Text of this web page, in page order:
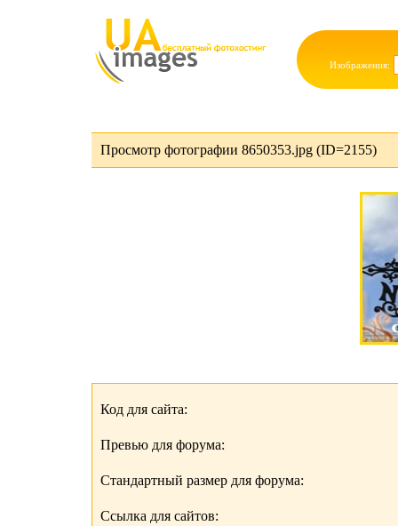
Изображения:
Просмотр фотографии 8650353.jpg (ID=2155)
Код для сайта:
Превью для форума:
Стандартный размер для форума:
Ссылка для сайтов: